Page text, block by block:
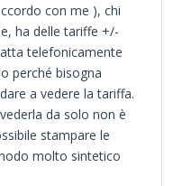
con me ), chi
ha delle tariffe +/-
telefonicamente
perché bisogna
a vedere la tariffa.
da solo non è
stampare le
molto sintetico